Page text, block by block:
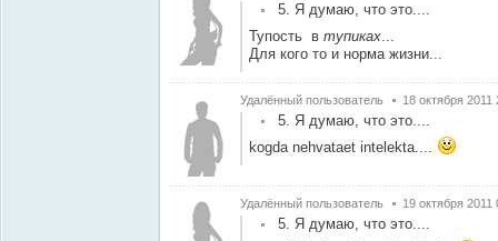
5. Я думаю, что это....
Тупость в тупиках...
Для кого то и норма жизни...
Удалённый пользователь 18 октября 2011
5. Я думаю, что это....
kogda nehvataet intelekta....
Удалённый пользователь 19 октября 2011
5. Я думаю, что это....